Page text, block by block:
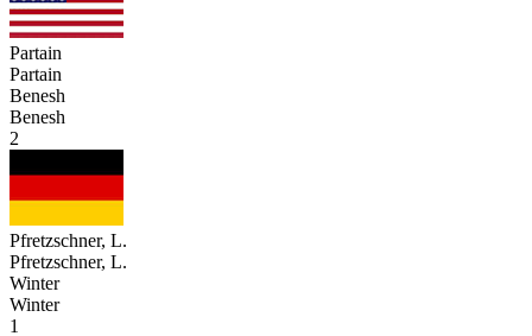
Partain
Partain
Benesh
Benesh
2
Pfretzschner, L.
Pfretzschner, L.
Winter
Winter
1